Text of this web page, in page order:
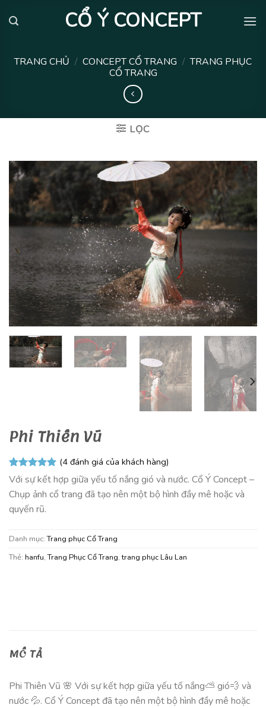
CỔ Ý CONCEPT
TRANG CHỦ / CONCEPT CỔ TRANG / TRANG PHỤC
CỔ TRANG
LỌC
Phi Thiên Vũ
5.00 trên 5
dựa trên
4
đánh giá
(4đánh giá của khách hàng)
Với sự kết hợp giữa yếu tố nắng gió và nước. Cổ Ý Concept –
Chụp ảnh cổ trang đã tạo nên một bộ hình đầy mê hoặc và
quyến rũ.
Danh mục:Trang phục Cổ Trang
Thẻ: hanfu,Trang Phục Cổ Trang,trang phục Lâu Lan
MÔ TẢ
Phi Thiên Vũ 🌸 Với sự kết hợp giữa yếu tố nắng⛅️ gió💨 và
nước 💦. Cổ Ý Concept đã tạo nên một bộ hình đầy mê hoặc